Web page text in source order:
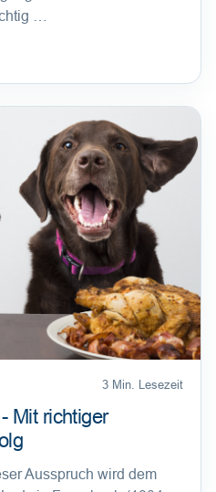
…
3 Min. Lesezeit
Mit richtiger
Ausspruch wird dem